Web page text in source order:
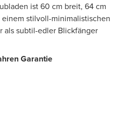
ist 60 cm breit, 64 cm
stilvoll-minimalistischen
als subtil-edler Blickfänger
Garantie